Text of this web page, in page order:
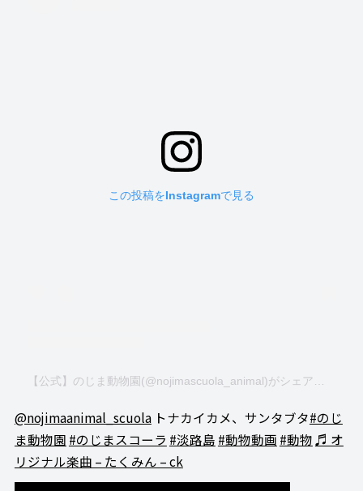
この投稿をInstagramで見る
【公式】のじま動物園(@nojimascuola_animal)がシェアした投稿
@nojimaanimal_scuolaトナカイカメ、サンタブタ#のじ
ま動物園 #のじまスコーラ #淡路島 #動物動画 #動物♬ オ
リジナル楽曲 – たくみん – ck